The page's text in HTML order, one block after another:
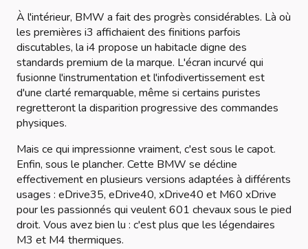
À l'intérieur, BMW a fait des progrès considérables. Là où
les premières i3 affichaient des finitions parfois
discutables, la i4 propose un habitacle digne des
standards premium de la marque. L'écran incurvé qui
fusionne l'instrumentation et l'infodivertissement est
d'une clarté remarquable, même si certains puristes
regretteront la disparition progressive des commandes
physiques.
Mais ce qui impressionne vraiment, c'est sous le capot.
Enfin, sous le plancher. Cette BMW se décline
effectivement en plusieurs versions adaptées à différents
usages : eDrive35, eDrive40, xDrive40 et M60 xDrive
pour les passionnés qui veulent 601 chevaux sous le pied
droit. Vous avez bien lu : c'est plus que les légendaires
M3 et M4 thermiques.